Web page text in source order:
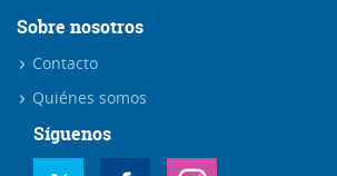
Sobre nosotros
Contacto
Quiénes somos
Síguenos